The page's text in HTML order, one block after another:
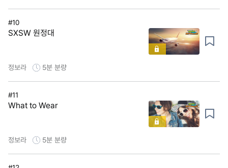
#10
SXSW 원정대
정보라 5분 분량
#11
What to Wear
정보라 5분 분량